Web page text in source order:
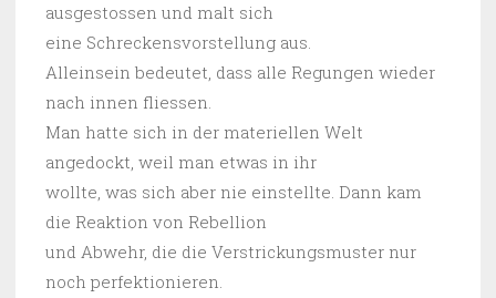
ausgestossen und malt sich
eine Schreckensvorstellung aus.
Alleinsein bedeutet, dass alle Regungen wieder
nach innen fliessen.
Man hatte sich in der materiellen Welt
angedockt, weil man etwas in ihr
wollte, was sich aber nie einstellte. Dann kam
die Reaktion von Rebellion
und Abwehr, die die Verstrickungsmuster nur
noch perfektionieren.